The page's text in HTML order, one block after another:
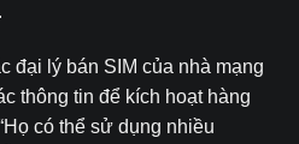
đại lý bán SIM của nhà mạng
thông tin để kích hoạt hàng
có thể sử dụng nhiều